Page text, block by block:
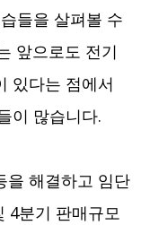
들을 살펴볼 수
앞으로도 전기
있다는 점에서
이 많습니다.
을 해결하고 임단
4분기 판매규모